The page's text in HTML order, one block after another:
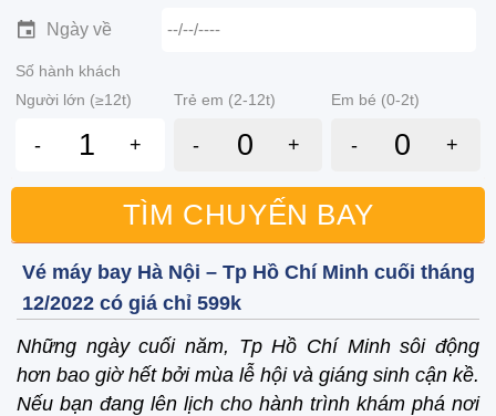
Ngày về --/--/----
Số hành khách
Người lớn (≥12t)
Trẻ em (2-12t) Em bé (0-2t)
- + - + - +
TÌM CHUYẾN BAY
Vé máy bay Hà Nội – Tp Hồ Chí Minh cuối tháng
12/2022 có giá chỉ 599k
Những ngày cuối năm, Tp Hồ Chí Minh sôi động
hơn bao giờ hết bởi mùa lễ hội và giáng sinh cận kề.
Nếu bạn đang lên lịch cho hành trình khám phá nơi